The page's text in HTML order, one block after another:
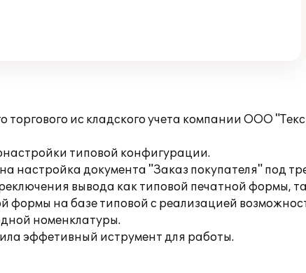
торгового ис кладского учета компании ООО
типовой конфигурации.
настройка документа "Заказ покупателя" под
вывода как типовой печатной формы,
формы на базе типовой с реализацией
номенклатуры.
эффетивный иструмент для работы.